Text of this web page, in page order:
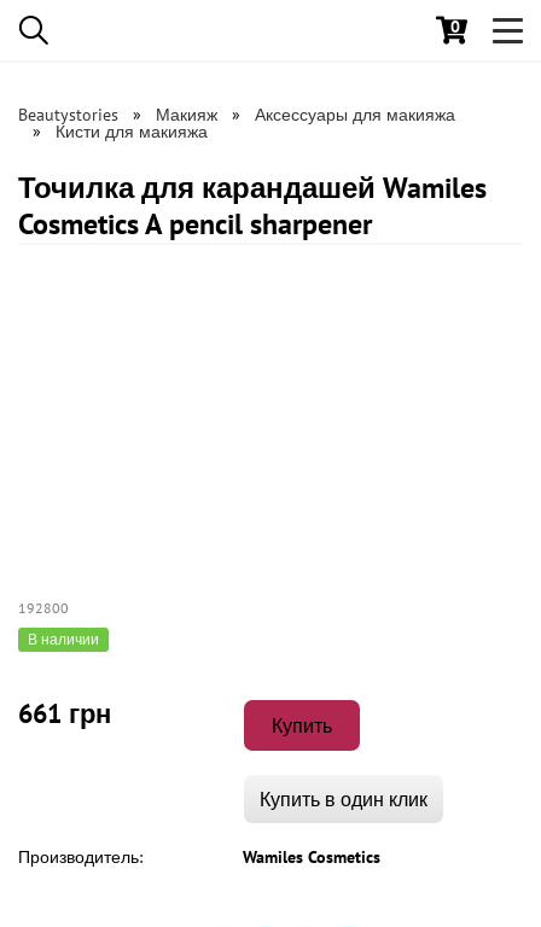
0
Beautystories Макияж Аксессуары для макияжа
Кисти для макияжа
Точилка для карандашей Wamiles
Cosmetics A pencil sharpener
192800
В наличии
661 грн Купить
Купить в один клик
Производитель: Wamiles Cosmetics